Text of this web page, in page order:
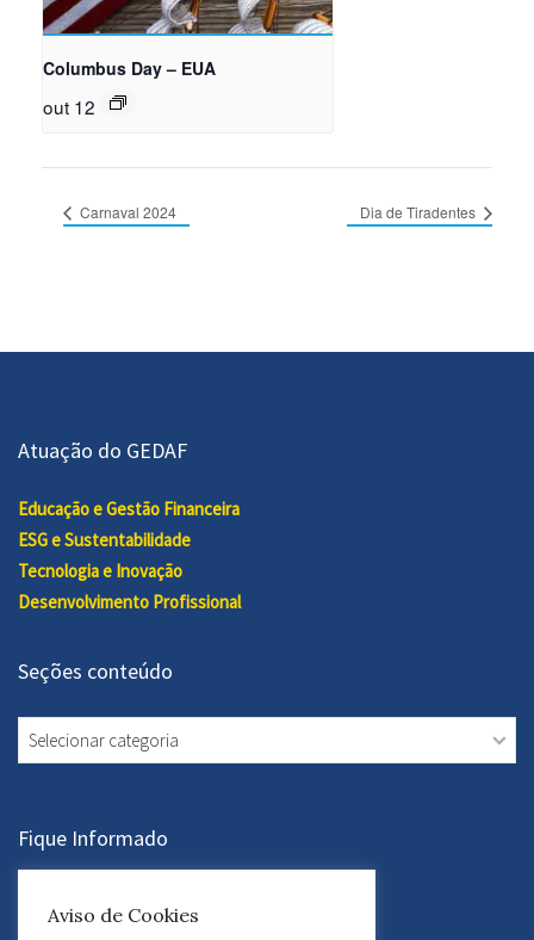
Columbus Day – EUA
out 12
Carnaval 2024 Dia de Tiradentes
Atuação do GEDAF
Educação e Gestão Financeira
ESG e Sustentabilidade
Tecnologia e Inovação
Desenvolvimento Profissional
Seções conteúdo
Seções
conteúdo
Fique Informado
Assine a Newsletter
Aviso de Cookies